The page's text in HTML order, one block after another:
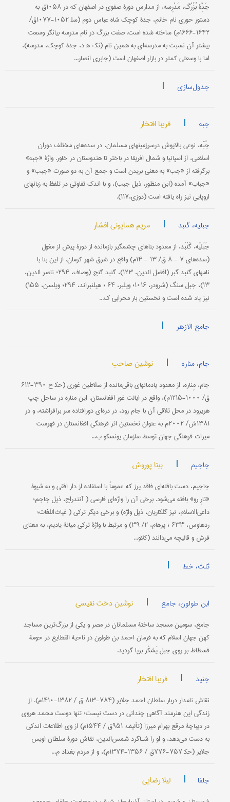
جَدِّۀ بُزُرْگ، مَدْرِسه، از مدارس دورۀ صفوی در اصفهان که در ۱۰۵۸ق به
دستور حوری نام خانم، جدۀ کوچک شاه عباس دوم (سل‍ ۱۰۵۲-۱۰۷۷ق/
۱۶۴۲-۱۶۶۶م) ساخته شده است. صفت بزرگ در نام مدرسه بیانگر وسعت
بیشتر آن نسبت به مدرسه‌ای به همین نام (نک‍ : ه‍ د، جدۀ کوچک، مدرسه)،
اما با وسعتی کمتر در بازار اصفهان است (جابری انصار...
جدول‌سازی |
جبه | فریبا افتخار
جُبّه، نوعی بالاپوش درسرزمینهای مسلمان، در سده‌های مختلف دوران
اسلامی، از اسپانیا و شمال افریقا در باختر تا هندوستان در خاور. واژۀ «جبه»
برگرفته از «جب» به معنی بریدن است و جمع آن به دو صورت «جبب» و
«جباب» آمده (ابن منظور، ذیل جبب)، و با اندک تفاوتی در تلفظ به زبانهای
اروپایی نیز راه یافته است (دوزی،۱۱۷).
جبلیه، گنبد | مریم همایونی افشار
جَبَلیّه، گُنْبَد، از معدود بناهای چشمگیر بازمانده از دورۀ پیش از مغول
(سده‌های ۷ - ۸ ق/ ۱۳ - ۱۴م) واقع در شرق شهر کرمان. از این بنا با
نامهای گنبد گبر (افضل ‌الدین، ۱۲۳)، گنبد گنج (وصاف، ۲۹۴؛ ناصر الدین،
۱۳)، جبل سنگ (شرودر، ۱۰۱۶؛ ویلبر، ۶۴ ؛ هیلنبراند، ۲۹۴؛ ویلسن، ۱۵۵)
نیز یاد شده است و نخستین‌ بار محرابی ک...
جامع الازهر |
جام، مناره | نوشین صاحب
جام، مِناره، از معدود یادمانهای باقی‌مانده از سلاطین غوری (حک‍ ح ۳۹۰-۶۱۲
ق/ ۱۰۰۰-۱۲۱۵م)، واقع در ایالت غور افغانستان. این مناره در ساحل چپ
هریرود در محل تلاقی آن با جام رود، در دره‌ای دورافتاده سر برافراشته، و در
۱۳۸۱ش/ ۲۰۰۲م به عنوان نخستین اثر فرهنگی افغانستان در فهرست
میراث فرهنگی جهان توسط سازمان یونسکو ب...
جاجیم | بیتا پوروش
جاجیم، دست بافته‌ای فاقد پرز که عموماً با استفاده از دار افقی و به شیوۀ
«تارِ رو» بافته می‌شود. برخی آن را واژه‌ای فارسی ( آنندراج، ذیل جاجم؛
داعی‌الاسلام، نیز گلکاریان، ذیل واژه) و برخی دیگر ترکی ( غیاث‌اللغات؛
ردهاوس، ۶۳۳ ؛ پرهام، ۲/ ۳۹) و مرتبط با واژۀ ترکی میانۀ یادیم، به معنای
فرش و قالیچه می‌دانند (کلاو...
ثلث، خط |
ابن طولون، جامع | نوشین دخت نفیسی
جامع، سومین مسجد ساختۀ مسلمانان در مصر و یکی از بزرگ‌ترین مساجد
کهن جهان اسلام که به فرمان احمد بن طولون در ناحیۀ القطایع در حومۀ
فسطاط بر روی جبل یَشکُر برپا گردید.
جنید | فریبا افتخار
نقاش نامدار دربار سلطان احمد جلایر (۷۸۴-۸۱۳ ق / ۱۳۸۲-۱۴۱۰م). از
زندگی این هنرمند آگاهی چندانی در دست نیست؛ تنها دوست محمد هروی
در دیباچۀ مرقع بهرام میرزا (تألیف: ۹۵۱ق / ۱۵۴۴م) از وی اطلاعات اندکی
به دست می‌دهد، و او را شـاگرد شمس‌الدین، نقاش دورۀ سلطان اویس
جلایر (حک‍ ۷۵۷-۷۷۶ق / ۱۳۵۶-۱۳۷۴م)، و از مردم بغداد م...
جلفا | لیلا رضایی